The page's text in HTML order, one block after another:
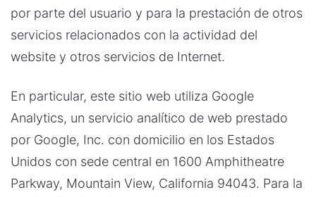
por parte del usuario y para la prestación de otros
servicios relacionados con la actividad del
website y otros servicios de Internet.
En particular, este sitio web utiliza Google
Analytics, un servicio analítico de web prestado
por Google, Inc. con domicilio en los Estados
Unidos con sede central en 1600 Amphitheatre
Parkway, Mountain View, California 94043. Para la